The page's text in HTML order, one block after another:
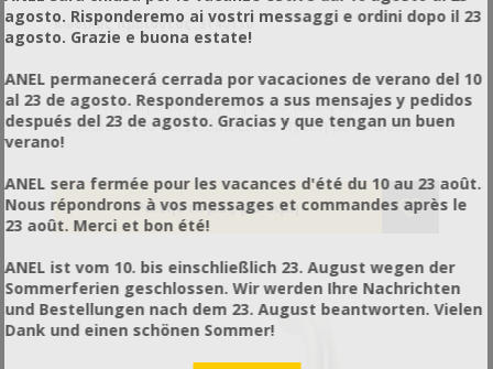
Κωδικός προϊόντος: SY40110
Η οικονομική δοσομετρική με το ίδιο φιλικό
πληκτρολόγιο και ρυθμίσεις σε σχέση με τα άλλα
μοντέλα, με μικρότερη κεφαλή, Moter και
είναι η επιλογή του μελισσοκόμου. Δόση από 20 gr
έως και 9999 gr Δυναμικότητα έως και 200 τεμ/ωρα
Λειτουργεί και συνεχώς , ως αντλία Ακρίβεια +-1%
agosto. Risponderemo ai vostri messaggi e ordini dopo il 23
agosto. Grazie e buona estate!
ANEL permanecerá cerrada por vacaciones de verano del 10
al 23 de agosto. Responderemos a sus mensajes y pedidos
después del 23 de agosto. Gracias y que tengan un buen
verano!
ANEL sera fermée pour les vacances d'été du 10 au 23 août.
Nous répondrons à vos messages et commandes après le
23 août. Merci et bon été!
ANEL ist vom 10. bis einschließlich 23. August wegen der
Sommerferien geschlossen. Wir werden Ihre Nachrichten
und Bestellungen nach dem 23. August beantworten. Vielen
Dank und einen schönen Sommer!